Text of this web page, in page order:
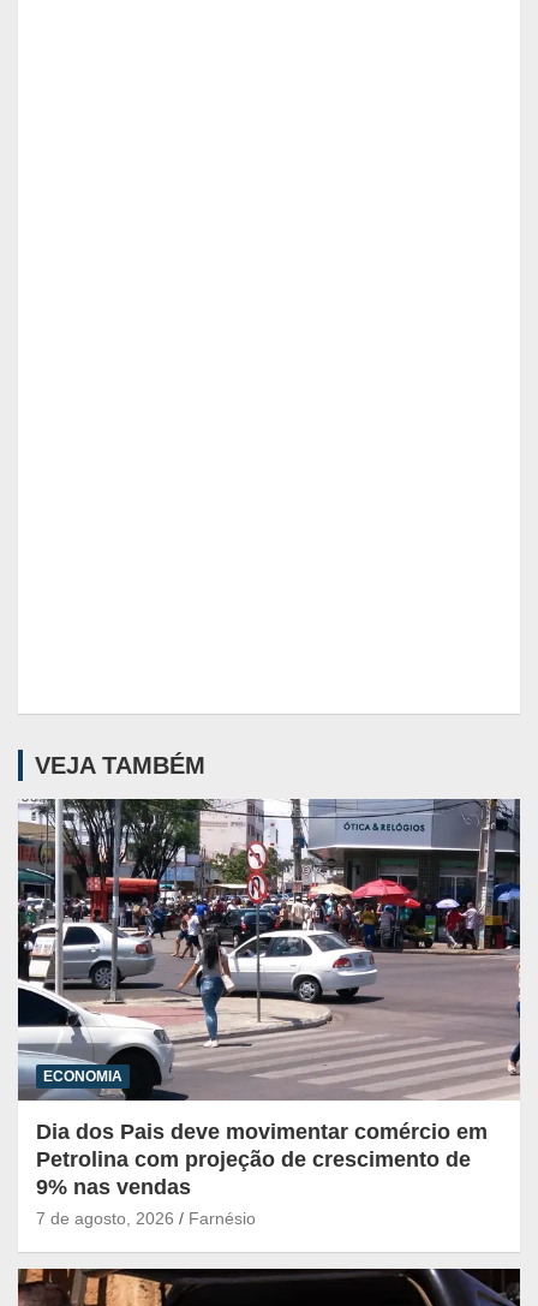
VEJA TAMBÉM
ECONOMIA
Dia dos Pais deve movimentar comércio em
Petrolina com projeção de crescimento de
9% nas vendas
7 de agosto, 2026 Farnésio